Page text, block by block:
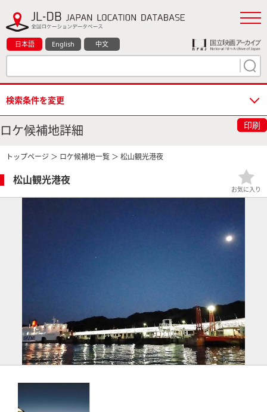
日本語 English 中文
検索条件を変更
ロケ候補地詳細 印刷
トップページ ＞ ロケ候補地一覧 ＞ 松山観光港夜
松山観光港夜
お気に入り